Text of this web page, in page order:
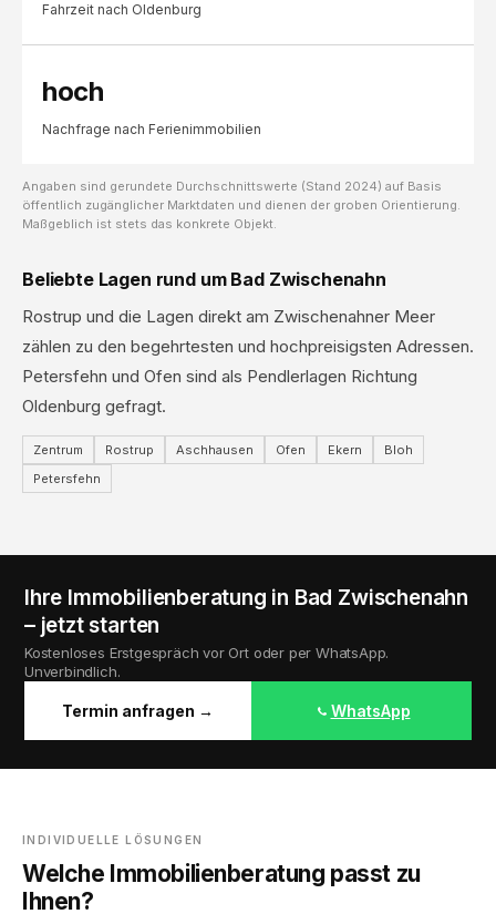
Fahrzeit nach Oldenburg
hoch
Nachfrage nach Ferienimmobilien
Angaben sind gerundete Durchschnittswerte (Stand 2024) auf Basis
öffentlich zugänglicher Marktdaten und dienen der groben Orientierung.
Maßgeblich ist stets das konkrete Objekt.
Beliebte Lagen rund um Bad Zwischenahn
Rostrup und die Lagen direkt am Zwischenahner Meer
zählen zu den begehrtesten und hochpreisigsten Adressen.
Petersfehn und Ofen sind als Pendlerlagen Richtung
Oldenburg gefragt.
Zentrum Rostrup Aschhausen Ofen Ekern
Bloh
Petersfehn
Ihre Immobilienberatung in Bad Zwischenahn
– jetzt starten
Kostenloses Erstgespräch vor Ort oder per WhatsApp.
Unverbindlich.
Termin anfragen → WhatsApp
INDIVIDUELLE LÖSUNGEN
Welche Immobilienberatung passt zu
Ihnen?